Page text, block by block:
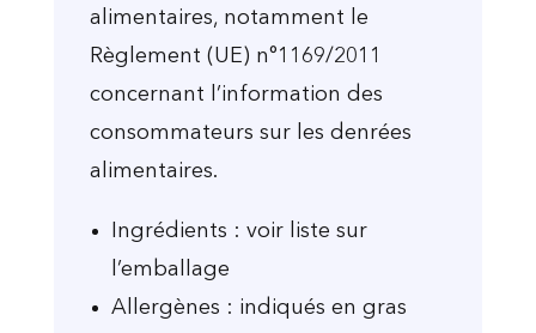
alimentaires, notamment le
Règlement (UE) n°1169/2011
concernant l’information des
consommateurs sur les denrées
alimentaires.
Ingrédients : voir liste sur
l’emballage
Allergènes : indiqués en gras